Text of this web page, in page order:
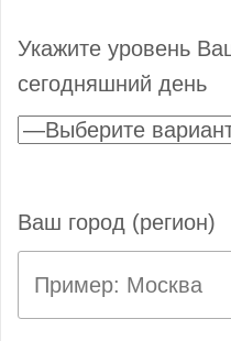
Укажите уровень
сегодняшний день
Ваш город (регион)